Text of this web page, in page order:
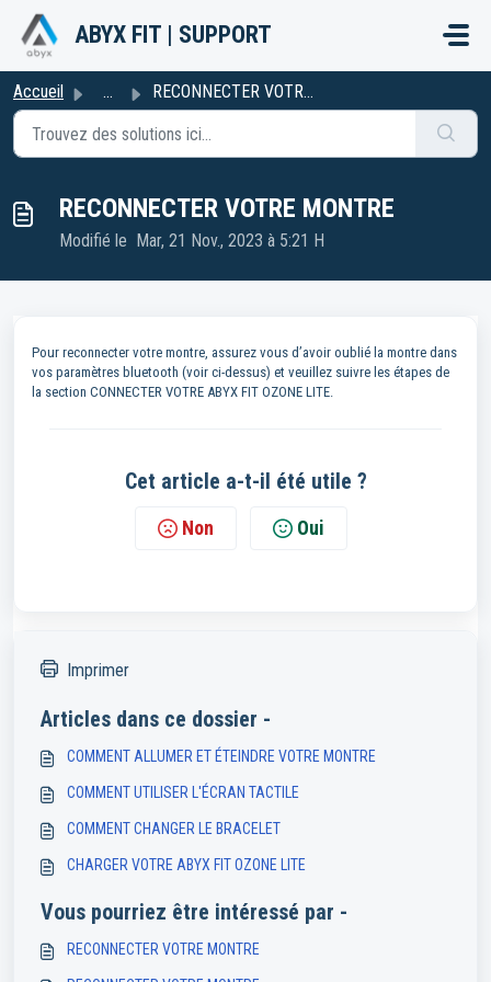
Passer au contenu principal
ABYX FIT | SUPPORT
Accueil ... RECONNECTER VOTRE MONTRE
RECONNECTER VOTRE MONTRE
Modifié le Mar, 21 Nov., 2023 à 5:21 H
Pour reconnecter votre montre, assurez vous d’avoir oublié la montre dans
vos paramètres bluetooth (voir ci-dessus) et veuillez suivre les étapes de
la section CONNECTER VOTRE ABYX FIT OZONE LITE.
Cet article a-t-il été utile ?
Non Oui
Imprimer
Articles dans ce dossier -
COMMENT ALLUMER ET ÉTEINDRE VOTRE MONTRE
COMMENT UTILISER L'ÉCRAN TACTILE
COMMENT CHANGER LE BRACELET
CHARGER VOTRE ABYX FIT OZONE LITE
Vous pourriez être intéressé par -
RECONNECTER VOTRE MONTRE